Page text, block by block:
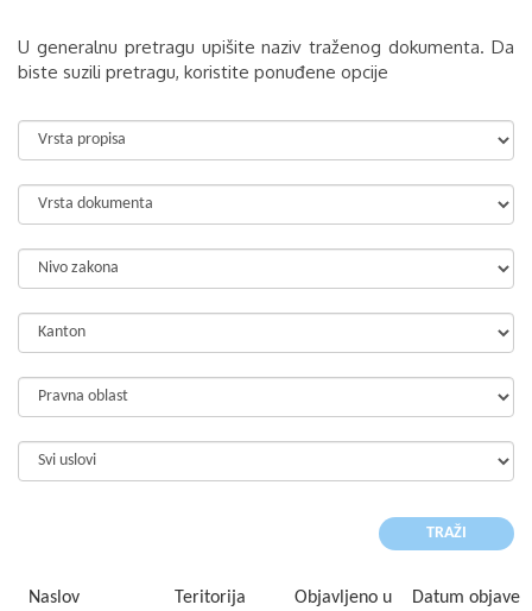
U generalnu pretragu upišite naziv traženog dokumenta. Da
biste suzili pretragu, koristite ponuđene opcije
Naslov Teritorija Objavljeno u Datum objave